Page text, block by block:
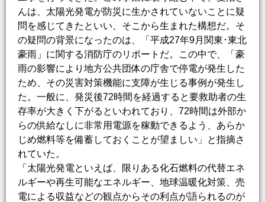
んは、太陽光発電が防災に生かされていないことに疑
問を感じてきたといい、そこから生まれた構想だ。そ
の疑問の背景になったのは、「平成27年9月関東･東北
豪雨」に関する消防庁のリポートだ。この中で、「豪
雨の影響により地方公共団体の庁舎で停電が発生した
ため、その災害対策機能に支障が生じる事例が発生し
た。一般に、発災後72時間を経過すると要救助者の生
存率が大きく下がるといわれており、72時間は外部か
らの供給なしに非常用電源を稼動できるよう、あらか
じめ燃料等を備蓄しておくことが望ましい」と指摘さ
れていた。
「太陽光発電といえば、限りある化石燃料の代替エネ
ルギーや再生可能なエネルギー、地球温暖化対策、売
電による収益などの観点からその利点が語られるのが